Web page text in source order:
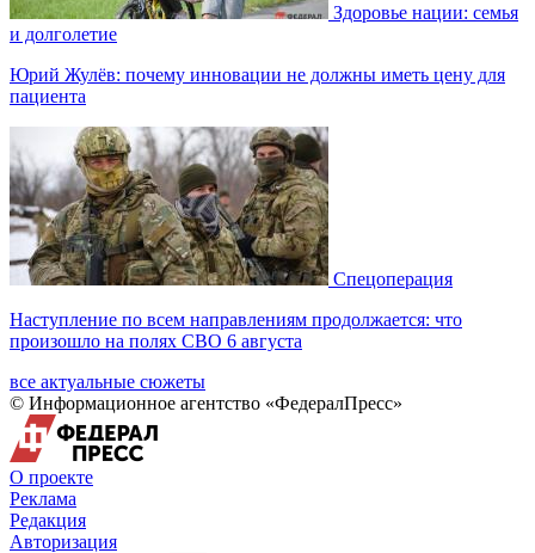
Здоровье нации: семья
и долголетие
Юрий Жулёв: почему инновации не должны иметь цену для
пациента
Спецоперация
Наступление по всем направлениям продолжается: что
произошло на полях СВО 6 августа
все актуальные сюжеты
© Информационное агентство «ФедералПресс»
О проекте
Реклама
Редакция
Авторизация